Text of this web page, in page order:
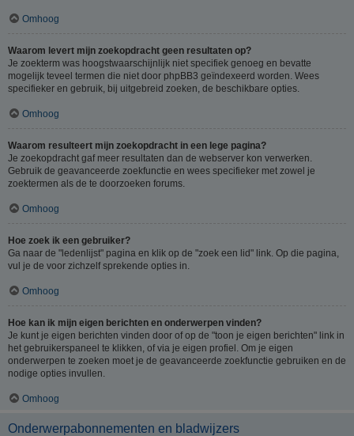
Omhoog
Waarom levert mijn zoekopdracht geen resultaten op?
Je zoekterm was hoogstwaarschijnlijk niet specifiek genoeg en bevatte
mogelijk teveel termen die niet door phpBB3 geïndexeerd worden. Wees
specifieker en gebruik, bij uitgebreid zoeken, de beschikbare opties.
Omhoog
Waarom resulteert mijn zoekopdracht in een lege pagina?
Je zoekopdracht gaf meer resultaten dan de webserver kon verwerken.
Gebruik de geavanceerde zoekfunctie en wees specifieker met zowel je
zoektermen als de te doorzoeken forums.
Omhoog
Hoe zoek ik een gebruiker?
Ga naar de "ledenlijst" pagina en klik op de "zoek een lid" link. Op die pagina,
vul je de voor zichzelf sprekende opties in.
Omhoog
Hoe kan ik mijn eigen berichten en onderwerpen vinden?
Je kunt je eigen berichten vinden door of op de "toon je eigen berichten" link in
het gebruikerspaneel te klikken, of via je eigen profiel. Om je eigen
onderwerpen te zoeken moet je de geavanceerde zoekfunctie gebruiken en de
nodige opties invullen.
Omhoog
Onderwerpabonnementen en bladwijzers